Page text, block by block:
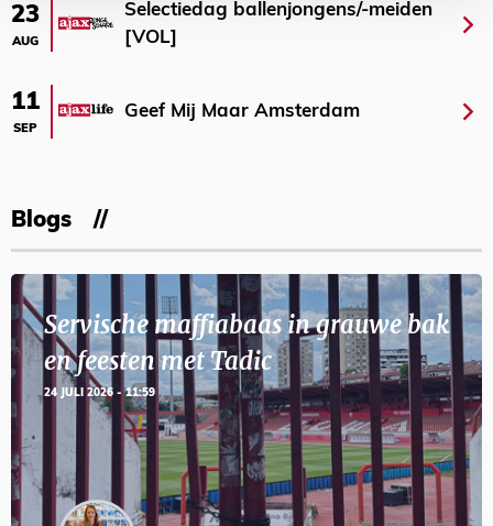
23
AUG
Selectiedag ballenjongens/-meiden
[VOL]
11
SEP
Geef Mij Maar Amsterdam
Blogs
Servische maffiabaas in grauwe bak
en feesten met Tadic
24 JULI 2026 - 11:59